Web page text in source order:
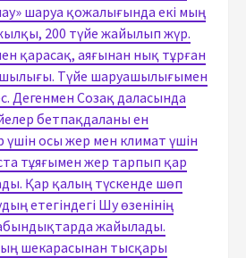
шаруа қожалығында екі мың
200 түйе жайылып жүр.
қарасақ, аяғынан нық тұрған
Түйе шаруашылығымен
Дегенмен Созақ даласында
бетпақдаланы ен
осы жер мен климат үшін
тұяғымен жер тарпып қар
Қар қалың түскенде шөп
етегіндегі Шу өзенінің
жайылады.
шекарасынан тысқары